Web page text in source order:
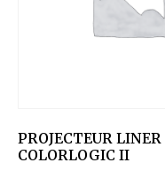
PROJECTEUR
COLORLOGIC II